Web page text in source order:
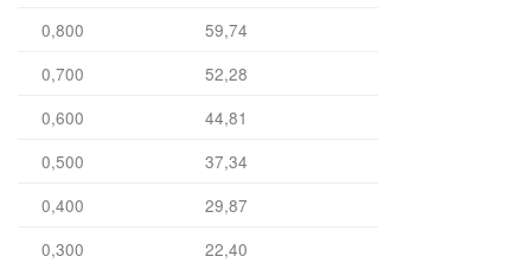
0,800
59,74
0,700
52,28
0,600
44,81
0,500
37,34
0,400
29,87
0,300
22,40